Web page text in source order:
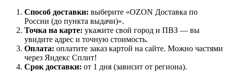
Способ доставки: выберите «OZON Доставка по
России (до пункта выдачи)».
Точка на карте: укажите свой город и ПВЗ — вы
увидите адрес и точную стоимость.
Оплата: оплатите заказ картой на сайте. Можно частями
через Яндекс Сплит!
Срок доставки: от 1 дня (зависит от региона).